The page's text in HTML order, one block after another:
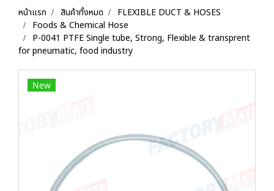
หน้าแรก สินค้าทั้งหมด
FLEXIBLE DUCT & HOSES
Foods & Chemical Hose
P-0041 PTFE Single tube, Strong, Flexible & transprent
for pneumatic, food industry
New